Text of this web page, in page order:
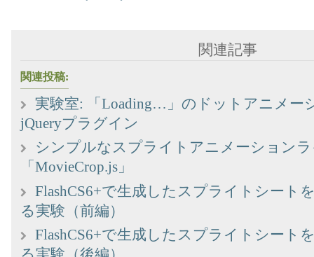
関連記事
関連投稿:
実験室: 「Loading…」のドットアニメー
jQueryプラグイン
シンプルなスプライトアニメーション
「MovieCrop.js」
FlashCS6+で生成したスプライトシート
る実験（前編）
FlashCS6+で生成したスプライトシート